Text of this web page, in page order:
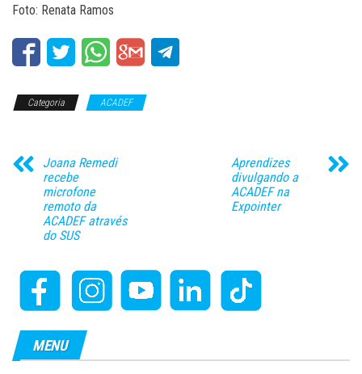
Foto: Renata Ramos
Categoria ACADEF
Joana Remedi
recebe
microfone
remoto da
ACADEF através
do SUS
Aprendizes
divulgando a
ACADEF na
Expointer
MENU